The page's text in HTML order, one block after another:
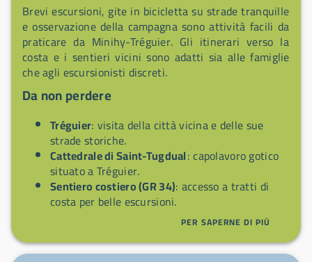
Brevi escursioni, gite in bicicletta su strade tranquille
e osservazione della campagna sono attività facili da
praticare da Minihy-Tréguier. Gli itinerari verso la
costa e i sentieri vicini sono adatti sia alle famiglie
che agli escursionisti discreti.
Da non perdere
Tréguier: visita della città vicina e delle sue
strade storiche.
Cattedrale di Saint-Tugdual: capolavoro gotico
situato a Tréguier.
Sentiero costiero (GR 34): accesso a tratti di
costa per belle escursioni.
: passeggiate nei campi e nei
Porto ed estuari: scoperta di ambienti umidi e
PER SAPERNE DI PIÙ